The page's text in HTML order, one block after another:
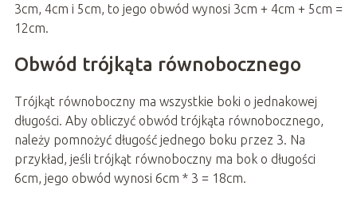
3cm, 4cm i 5cm, to jego obwód wynosi 3cm + 4cm + 5cm =
12cm.
Obwód trójkąta równobocznego
Trójkąt równoboczny ma wszystkie boki o jednakowej
długości. Aby obliczyć obwód trójkąta równobocznego,
należy pomnożyć długość jednego boku przez 3. Na
przykład, jeśli trójkąt równoboczny ma bok o długości
6cm, jego obwód wynosi 6cm * 3 = 18cm.